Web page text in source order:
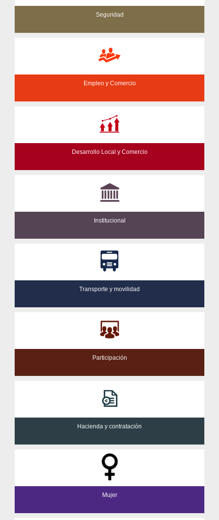
Seguridad
Empleo y Comercio
Desarrollo Local y Comercio
Institucional
Transporte y movilidad
Participación
Hacienda y contratación
Mujer